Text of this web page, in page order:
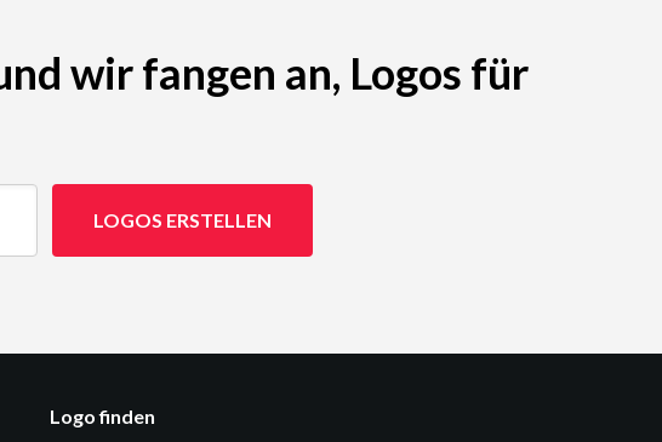
wir fangen an, Logos für
LOGOS ERSTELLEN
Logo finden